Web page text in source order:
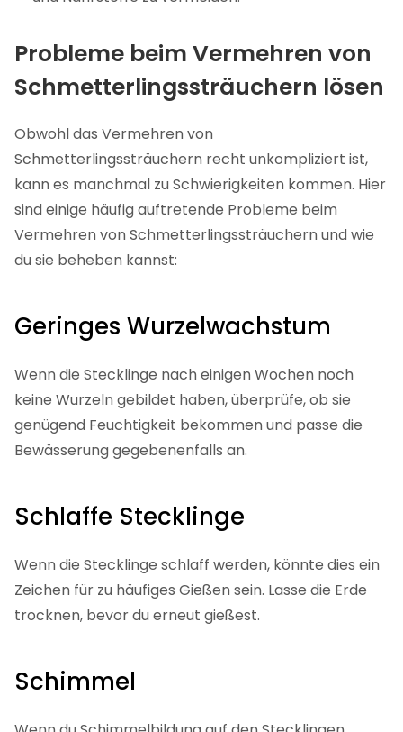
Probleme beim Vermehren von
Schmetterlingssträuchern lösen
Obwohl das Vermehren von
Schmetterlingssträuchern recht unkompliziert ist,
kann es manchmal zu Schwierigkeiten kommen. Hier
sind einige häufig auftretende Probleme beim
Vermehren von Schmetterlingssträuchern und wie
du sie beheben kannst:
Geringes Wurzelwachstum
Wenn die Stecklinge nach einigen Wochen noch
keine Wurzeln gebildet haben, überprüfe, ob sie
genügend Feuchtigkeit bekommen und passe die
Bewässerung gegebenenfalls an.
Schlaffe Stecklinge
Wenn die Stecklinge schlaff werden, könnte dies ein
Zeichen für zu häufiges Gießen sein. Lasse die Erde
trocknen, bevor du erneut gießest.
Schimmel